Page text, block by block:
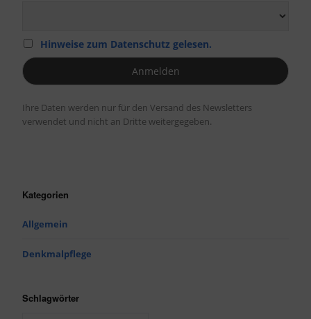
Hinweise zum Datenschutz gelesen.
Ihre Daten werden nur für den Versand des Newsletters
verwendet und nicht an Dritte weitergegeben.
Kategorien
Allgemein
Denkmalpflege
Schlagwörter